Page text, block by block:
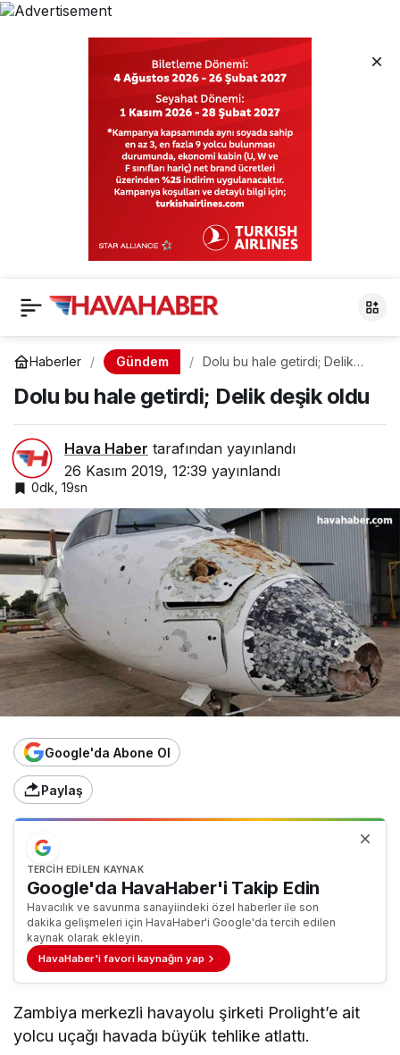
Haberler Gündem
Dolu bu hale getirdi; Delik
Dolu bu hale getirdi; Delik deşik oldu
Hava Haber tarafından yayınlandı
26 Kasım 2019, 12:39 yayınlandı
0dk, 19sn
Google'da Abone Ol
Paylaş
TERCIH EDILEN KAYNAK
Google'da HavaHaber'i Takip Edin
Havacılık ve savunma sanayiindeki özel haberler ile son
dakika gelişmeleri için HavaHaber'i Google'da tercih edilen
kaynak olarak ekleyin.
HavaHaber'i favori kaynağın yap
Zambiya merkezli havayolu şirketi Prolight’e ait
yolcu uçağı havada büyük tehlike atlattı.